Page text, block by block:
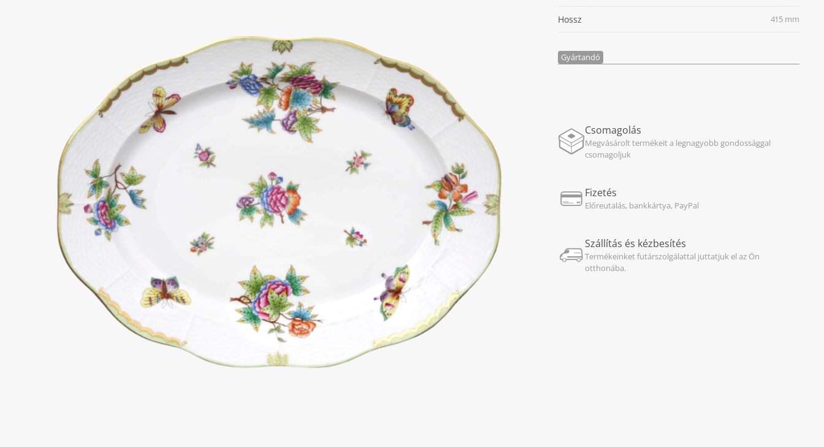
Hossz 415 mm
Gyártandó
Csomagolás
Megvásárolt termékeit a legnagyobb gondossággal
csomagoljuk
Fizetés
Előreutalás, bankkártya, PayPal
Szállítás és kézbesítés
Termékeinket futárszolgálattal juttatjuk el az Ön
otthonába.